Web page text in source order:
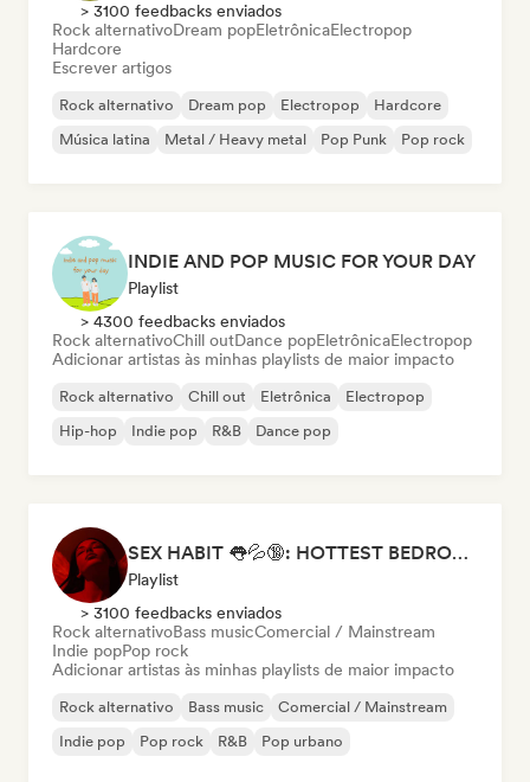
> 3100 feedbacks enviados
Rock alternativoDream popEletrônicaElectropop
Hardcore
Escrever artigos
Rock alternativo Dream pop Electropop
Hardcore
Música latina
Metal / Heavy metal Pop Punk Pop rock
INDIE AND POP MUSIC FOR YOUR DAY
Playlist
> 4300 feedbacks enviados
Rock alternativoChill outDance popEletrônicaElectropop
Adicionar artistas às minhas playlists de maior impacto
Rock alternativo Chill out Eletrônica
Electropop
Hip-hop
Indie pop R&B Dance pop
SEX HABIT 👅💦🔞: HOTTEST BEDROOM PLAYLIST
Playlist
> 3100 feedbacks enviados
Rock alternativoBass musicComercial / Mainstream
Indie popPop rock
Adicionar artistas às minhas playlists de maior impacto
Rock alternativo Bass music
Comercial / Mainstream
Indie pop
Pop rock R&B Pop urbano